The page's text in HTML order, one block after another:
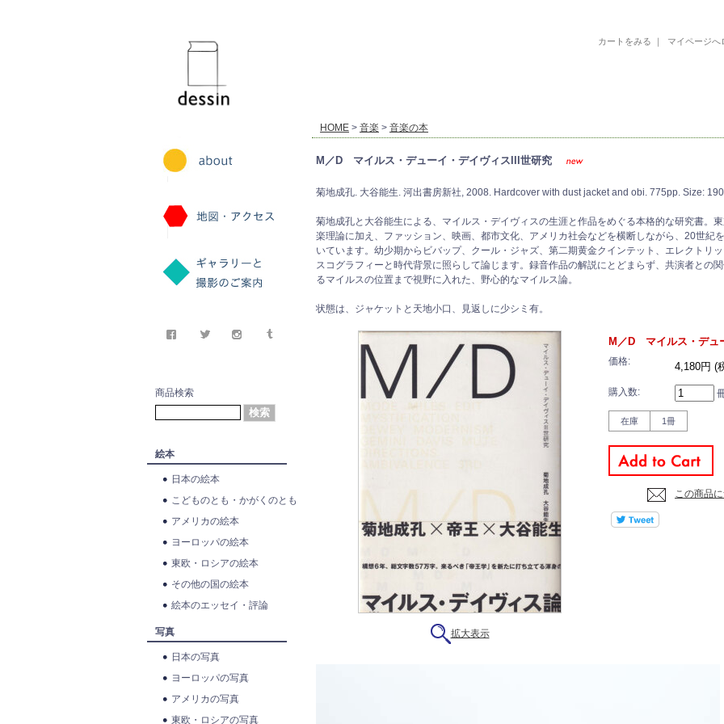
カートをみる ｜ マイページへ
商品検索
絵本
日本の絵本
こどものとも・かがくのとも
アメリカの絵本
ヨーロッパの絵本
東欧・ロシアの絵本
その他の国の絵本
絵本のエッセイ・評論
写真
日本の写真
ヨーロッパの写真
アメリカの写真
東欧・ロシアの写真
HOME > 音楽 > 音楽の本
M／D マイルス・デューイ・デイヴィスlll世研究
菊地成孔. 大谷能生. 河出書房新社, 2008. Hardcover with dust jacket and obi. 775pp. Size:
菊地成孔と大谷能生による、マイルス・デイヴィスの生涯と作品をめぐる本格的な研究書。
楽理論に加え、ファッション、映画、都市文化、アメリカ社会などを横断しながら、20世紀
いています。幼少期からビバップ、クール・ジャズ、第二期黄金クインテット、エレクトリ
スコグラフィーと時代背景に照らして論じます。録音作品の解説にとどまらず、共演者との
るマイルスの位置まで視野に入れた、野心的なマイルス論。
状態は、ジャケットと天地小口、見返しに少シミ有。
拡大表示
M／D マイルス・デュ
価格: 4,180円 (
購入数:
在庫 1冊
この商品